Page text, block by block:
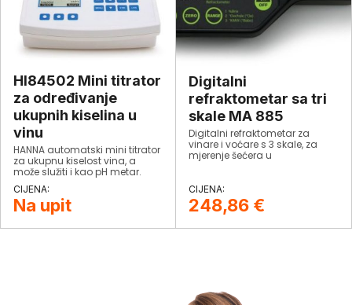
HI84502 Mini titrator
za određivanje
ukupnih kiselina u
vinu
HANNA automatski mini titrator
za ukupnu kiselost vina, a
može služiti i kao pH metar.
Na upit
Digitalni
refraktometar sa tri
skale MA 885
Digitalni refraktometar za
vinare i voćare s 3 skale, za
mjerenje šećera u
248,86 €